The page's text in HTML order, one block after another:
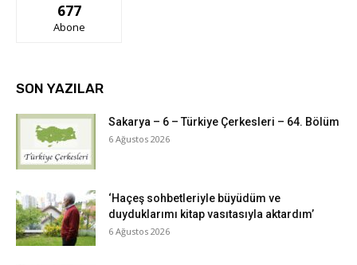
677
Abone
SON YAZILAR
Sakarya – 6 – Türkiye Çerkesleri – 64. Bölüm
6 Ağustos 2026
‘Haçeş sohbetleriyle büyüdüm ve
duyduklarımı kitap vasıtasıyla aktardım’
6 Ağustos 2026